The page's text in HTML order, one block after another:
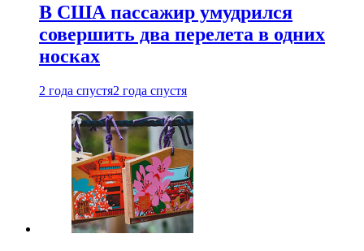
В США пассажир умудрился
совершить два перелета в одних
носках
2 года спустя2 года спустя